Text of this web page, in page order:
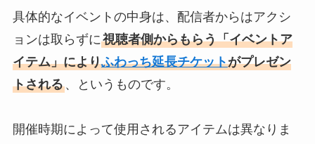
具体的なイベントの中身は、配信者からはアクシ
ョンは取らずに視聴者側からもらう「イベントア
イテム」によりふわっち延長チケットがプレゼン
トされる、というものです。
開催時期によって使用されるアイテムは異なりま